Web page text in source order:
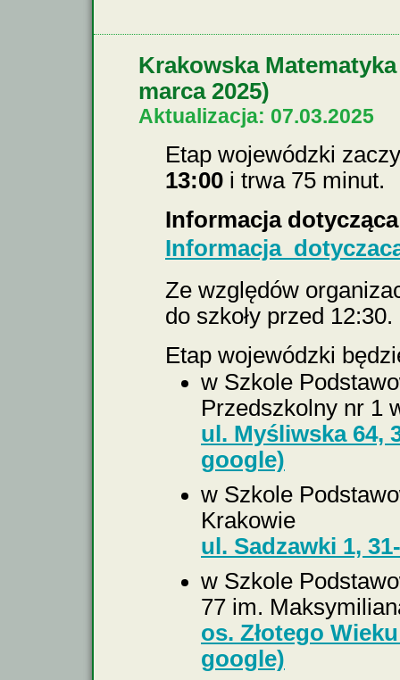
Krakowska
marca 2025)
Aktualizacja: 07.03.2025
Etap wojewódzki
13:00 i trwa 75 minut.
Informacja
Ze względów
do szkoły przed 12:30.
Etap wojewódzki
w Szkole
Przedszkolny nr 1
ul. Myśliwska 64,
google)
w Szkole
Krakowie
ul. Sadzawki 1,
w Szkole
77 im.
os. Złotego
google)